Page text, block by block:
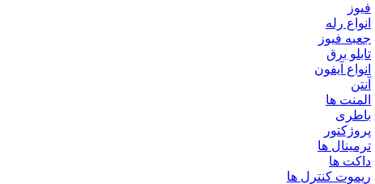
فیوز
انواع رله
جعبه فیوز
تابلو برق
انواع آیفون
آنتن
المنت ها
باطری
پروژکتور
ترمینال ها
داکت ها
ریموت کنترل ها